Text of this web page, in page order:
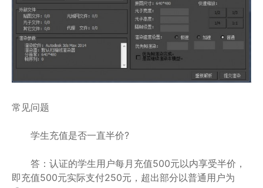
常见问题
学生充值是否一直半价?
答：认证的学生用户每月充值500元以内享受半价，
即充值500元实际支付250元，超出部分以普通用户为